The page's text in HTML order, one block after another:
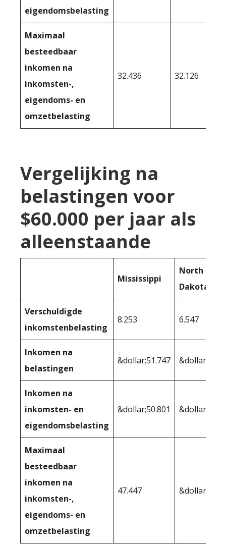
eigendomsbelasting
Maximaal
besteedbaar
inkomen na
inkomsten-,
eigendoms- en
omzetbelasting
32.436 32.126
Vergelijking na
belastingen voor
$60.000 per jaar als
alleenstaande
Mississippi
North
Dakota
Verschuldigde
inkomstenbelasting
8.253 6.547
Inkomen na
belastingen
&dollar;51.747
Inkomen na
inkomsten- en
eigendomsbelasting
&dollar;50.801
Maximaal
besteedbaar
inkomen na
inkomsten-,
eigendoms- en
omzetbelasting
47.447